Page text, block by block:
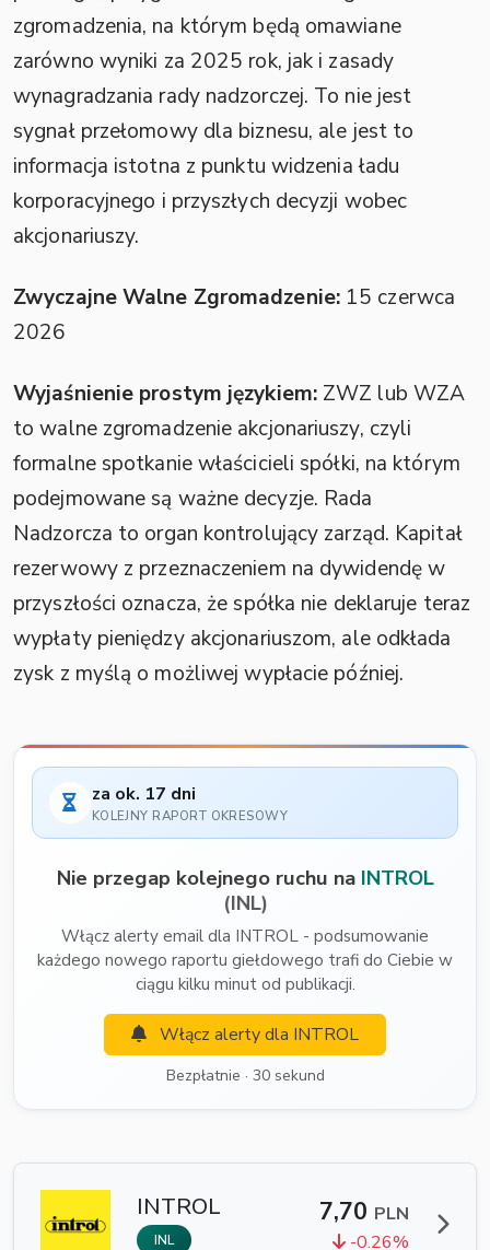
zgromadzenia, na którym będą omawiane
zarówno wyniki za 2025 rok, jak i zasady
wynagradzania rady nadzorczej. To nie jest
sygnał przełomowy dla biznesu, ale jest to
informacja istotna z punktu widzenia ładu
korporacyjnego i przyszłych decyzji wobec
akcjonariuszy.
Zwyczajne Walne Zgromadzenie:15 czerwca
2026
Wyjaśnienie prostym językiem:ZWZ lub WZA
to walne zgromadzenie akcjonariuszy, czyli
formalne spotkanie właścicieli spółki, na którym
podejmowane są ważne decyzje. Rada
Nadzorcza to organ kontrolujący zarząd. Kapitał
rezerwowy z przeznaczeniem na dywidendę w
przyszłości oznacza, że spółka nie deklaruje teraz
wypłaty pieniędzy akcjonariuszom, ale odkłada
zysk z myślą o możliwej wypłacie później.
za ok. 17 dni
KOLEJNY RAPORT OKRESOWY
Nie przegap kolejnego ruchu na INTROL
(INL)
Włącz alerty email dla INTROL - podsumowanie
każdego nowego raportu giełdowego trafi do Ciebie w
ciągu kilku minut od publikacji.
Włącz alerty dla INTROL
Bezpłatnie · 30 sekund
INTROL
INL
7,70 PLN
-0.26%